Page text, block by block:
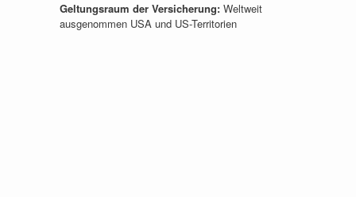
Geltungsraum der Versicherung: Weltweit
ausgenommen USA und US-Territorien